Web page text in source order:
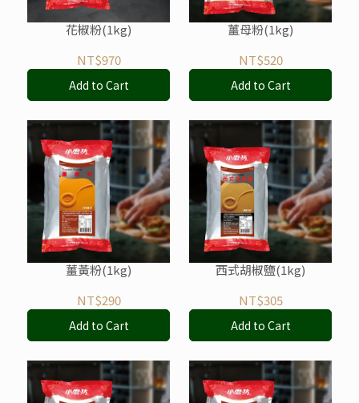
花椒粉(1kg)
NT$970
Add to Cart
薑母粉(1kg)
NT$520
Add to Cart
薑黃粉(1kg)
NT$290
Add to Cart
西式胡椒鹽(1kg)
NT$305
Add to Cart